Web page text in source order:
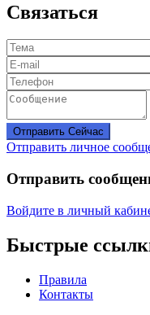
Связаться
Отправить Сейчас
Отправить личное
Отправить
Войдите в личный
Быстрые
Правила
Контакты